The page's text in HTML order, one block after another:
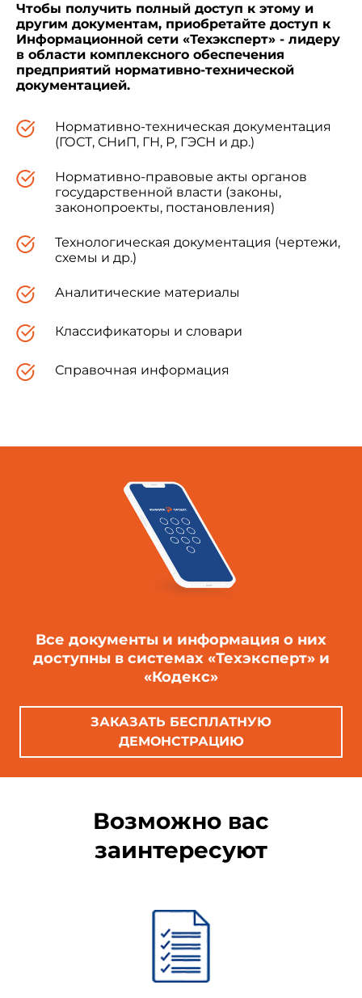
Чтобы получить полный доступ к этому и
другим документам, приобретайте доступ к
Информационной сети «Техэксперт» - лидеру
в области комплексного обеспечения
предприятий нормативно-технической
документацией.
Нормативно-техническая документация
(ГОСТ, СНиП, ГН, Р, ГЭСН и др.)
Нормативно-правовые акты органов
государственной власти (законы,
законопроекты, постановления)
Технологическая документация (чертежи,
схемы и др.)
Аналитические материалы
Классификаторы и словари
Справочная информация
Все документы и информация о них
доступны в системах «Техэксперт» и
«Кодекс»
ЗАКАЗАТЬ БЕСПЛАТНУЮ
ДЕМОНСТРАЦИЮ
Возможно вас
заинтересуют